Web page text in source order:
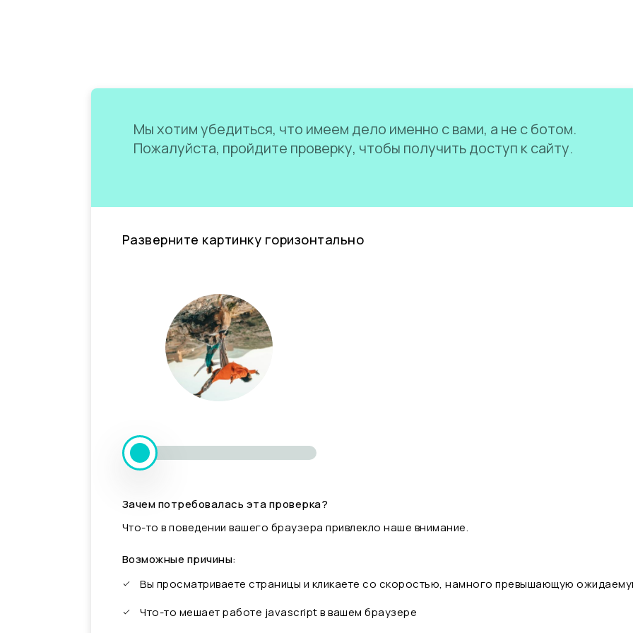
Мы хотим убедиться, что имеем дело именно с вами, а не с ботом.
Пожалуйста, пройдите проверку, чтобы получить доступ к сайту.
Разверните картинку горизонтально
Зачем потребовалась эта проверка?
Что-то в поведении вашего браузера привлекло наше внимание.
Возможные причины:
Вы просматриваете страницы и кликаете со скоростью, намного превышающую
Что-то мешает работе javascript в вашем браузере